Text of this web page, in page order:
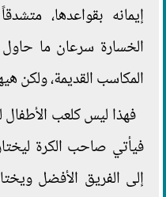
إيمانه بقواعدها،
الخسارة سرعان ما حاول
المكاسب القديمة، ولكن
فهذا ليس كلعب الأطفال
فيأتي صاحب الكرة
إلى الفريق الأفضل